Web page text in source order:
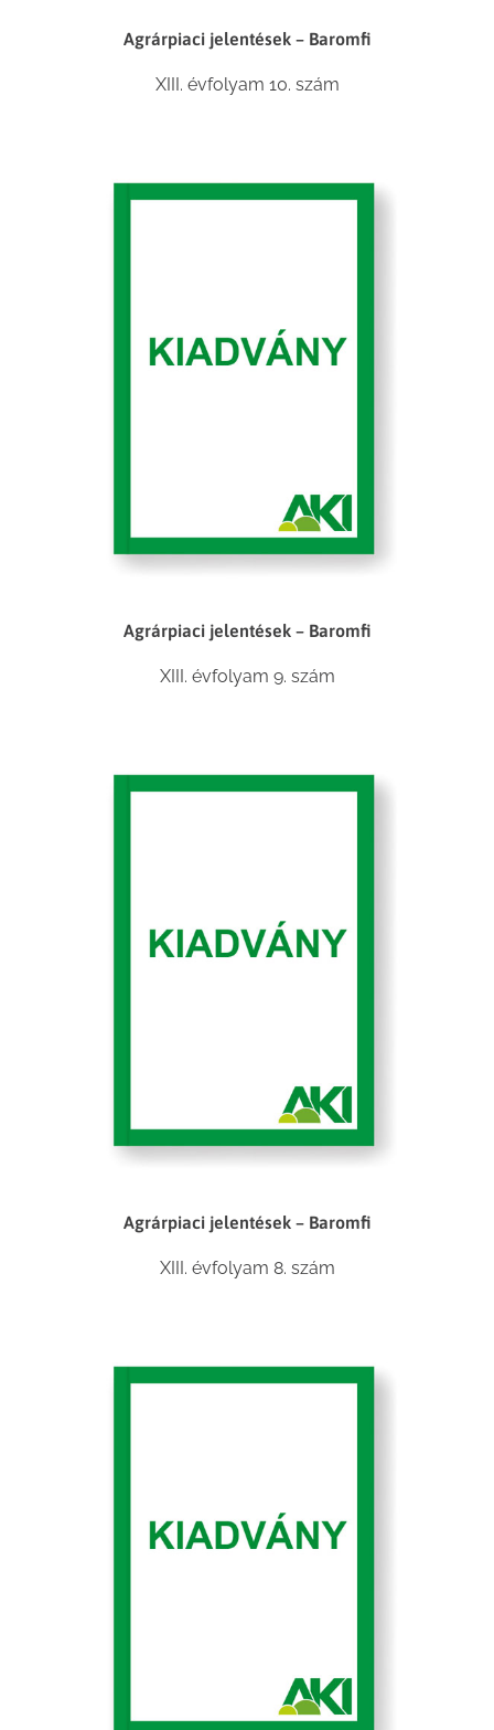
Agrárpiaci jelentések – Baromfi
XIII. évfolyam 10. szám
Agrárpiaci jelentések – Baromfi
XIII. évfolyam 9. szám
Agrárpiaci jelentések – Baromfi
XIII. évfolyam 8. szám